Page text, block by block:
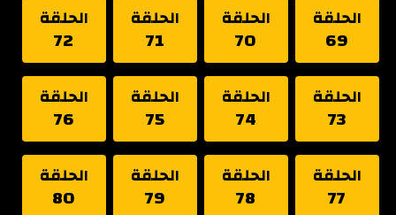
الحلقة
69
الحلقة
70
الحلقة
71
الحلقة
72
الحلقة
73
الحلقة
74
الحلقة
75
الحلقة
76
الحلقة
77
الحلقة
78
الحلقة
79
الحلقة
80